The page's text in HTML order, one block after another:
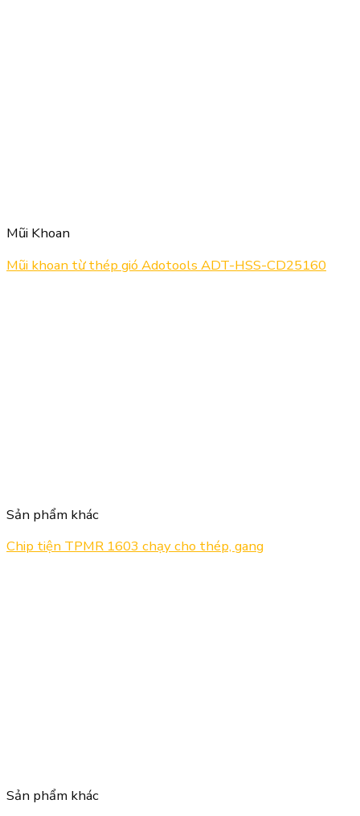
Mũi Khoan
Mũi khoan từ thép gió Adotools ADT-HSS-CD25160
Sản phẩm khác
Chip tiện TPMR 1603 chạy cho thép, gang
Sản phẩm khác